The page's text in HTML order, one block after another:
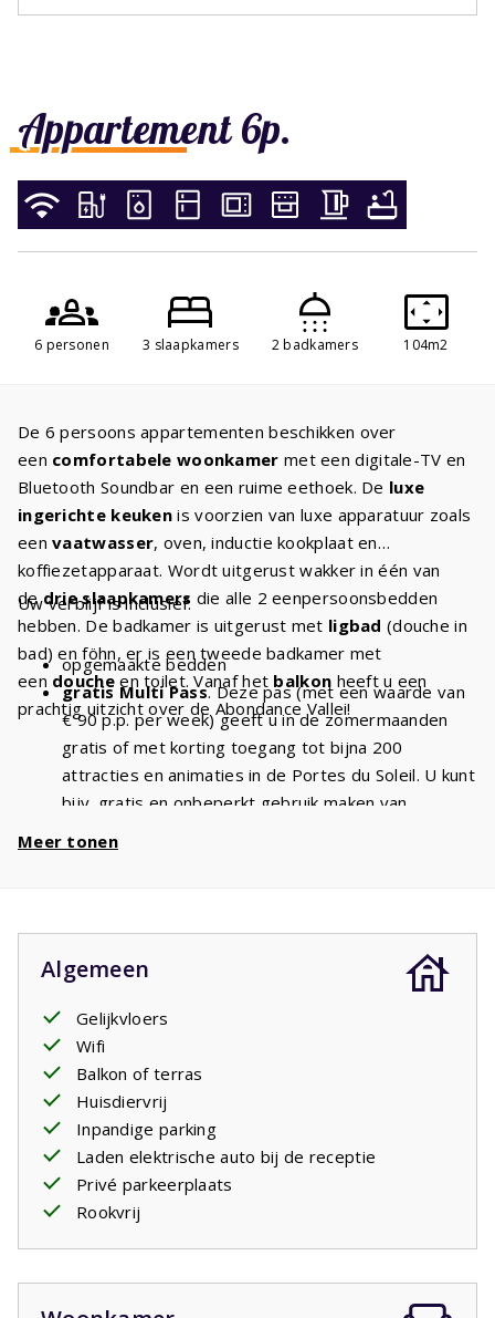
Appartement 6p.
6 personen 3 slaapkamers 2 badkamers 104m2
De 6 persoons appartementen beschikken over
een comfortabele woonkamer met een digitale-TV en
Bluetooth Soundbar en een ruime eethoek. De luxe
ingerichte keuken is voorzien van luxe apparatuur zoals
eenvaatwasser, oven, inductie kookplaat en
koffiezetapparaat. Wordt uitgerust wakker in één van
dedrie slaapkamers die alle 2 eenpersoonsbedden
hebben. De badkamer is uitgerust met ligbad (douche in
bad) en föhn, er is een tweede badkamer met
een doucheen toilet. Vanaf het balkon heeft u een
prachtig uitzicht over de Abondance Vallei!
Uw verblijf is inclusief:
opgemaakte bedden
gratis Multi Pass. Deze pas (met een waarde van
€ 90 p.p. per week) geeft u in de zomermaanden
gratis of met korting toegang tot bijna 200
attracties en animaties in de Portes du Soleil. U kunt
bijv. gratis en onbeperkt gebruik maken van
Meer tonen
Algemeen
Gelijkvloers
Wifi
Balkon of terras
Huisdiervrij
Inpandige parking
Laden elektrische auto bij de receptie
Privé parkeerplaats
Rookvrij